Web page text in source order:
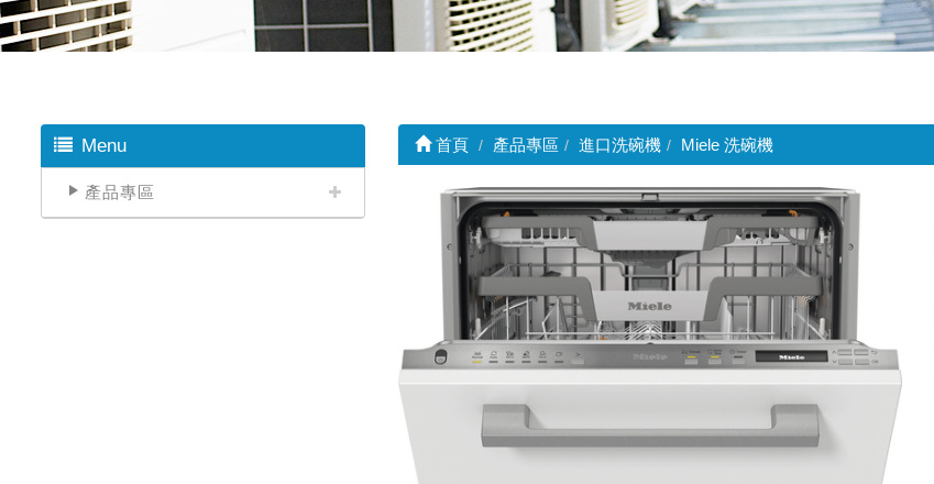
Menu
產品專區
首頁 產品專區 進口洗碗機 Miele 洗碗機